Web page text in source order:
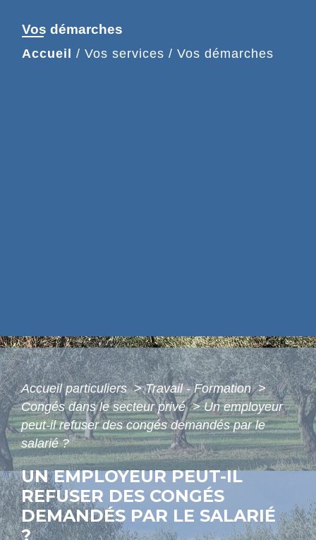
Vos démarches
Accueil / Vos services / Vos démarches
Accueil particuliers> Travail - Formation>
Congés dans le secteur privé> Un employeur
peut-il refuser des congés demandés par le
salarié ?
UN EMPLOYEUR PEUT-IL
REFUSER DES CONGÉS
DEMANDÉS PAR LE SALARIÉ
?